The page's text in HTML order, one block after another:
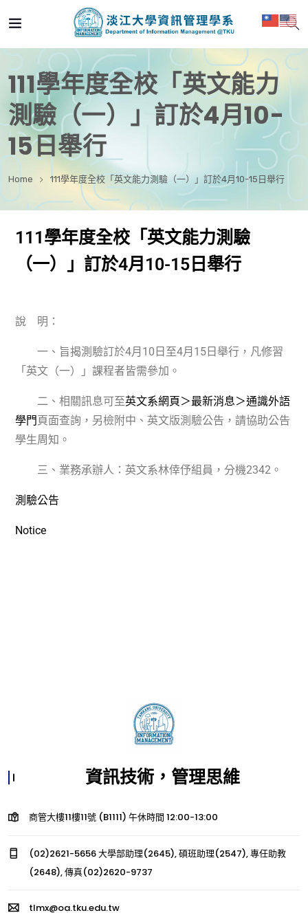
111學年度全校「英文能力
測驗（一）」訂於4月10-
15日舉行
Home 111學年度全校「英文能力測驗（一）」訂於4月10-15日舉行
111學年度全校「英文能力測驗
（一）」訂於4月10-15日舉行
說 明：
一、旨揭測驗訂於4月 10 日至4月 15 日 舉行，凡修習
「英文（一）」課程者皆需參加。
二、相關訊息可至英文系網頁＞最新消息＞通識外語
學門頁面查詢，另檢附中、英文版測驗公告，請協助公告
學生周知。
三、業務承辦人：英文系林倖伃組員，分機2342 。
測驗公告
Notice
資訊技術，管理思維
商管大樓11樓11號 (B1111) 午休時間 12:00-13:00
(02)2621-5656 大學部助理(2645), 碩班助理(2547), 專任助教
(2648), 傳真(02)2620-9737
tlmx@oa.tku.edu.tw